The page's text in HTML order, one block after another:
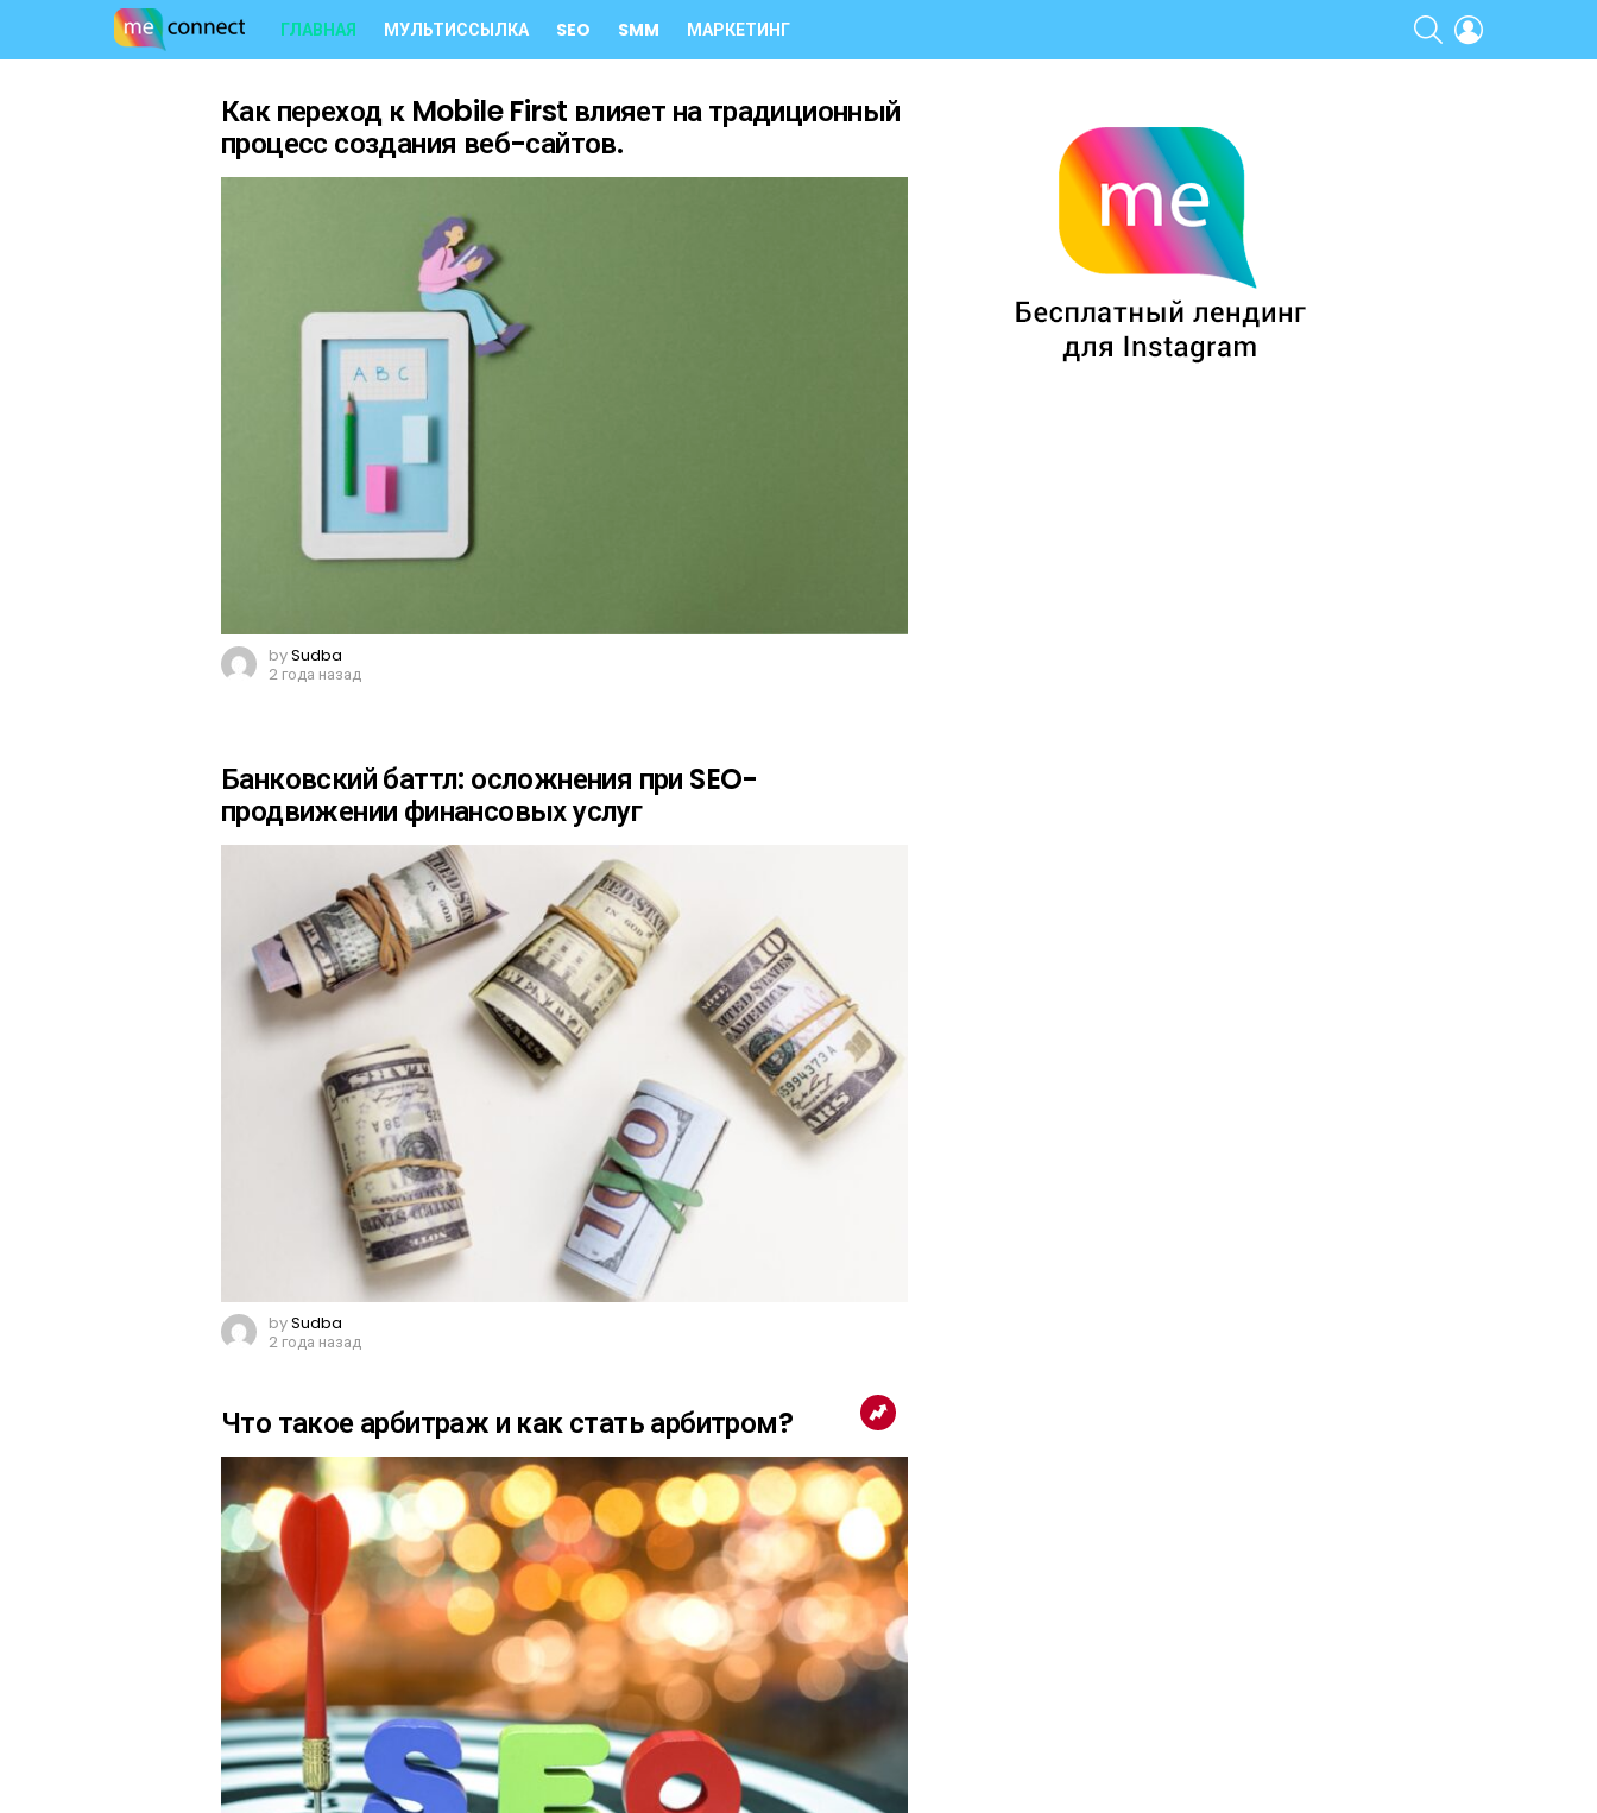
ГЛАВНАЯ МУЛЬТИССЫЛКА SEO SMM МАРКЕТИНГ
SEARCH
LATEST
STORIES
Как переход к Mobile First влияет на традиционный
процесс создания веб-сайтов.
bySudba
2 года назад
Банковский баттл: осложнения при SEO-
продвижении финансовых услуг
bySudba
2 года назад
Что такое арбитраж и как стать арбитром?